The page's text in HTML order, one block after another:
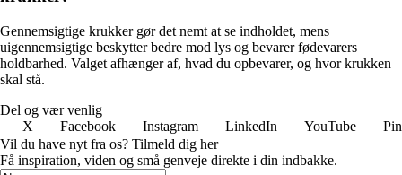
Gennemsigtige krukker gør det nemt at se indholdet, mens
uigennemsigtige beskytter bedre mod lys og bevarer fødevarers
holdbarhed. Valget afhænger af, hvad du opbevarer, og hvor krukken
skal stå.
Del og vær venlig
X
Facebook Instagram LinkedIn YouTube
Vil du have nyt fra os? Tilmeld dig her
Få inspiration, viden og små genveje direkte i din indbakke.